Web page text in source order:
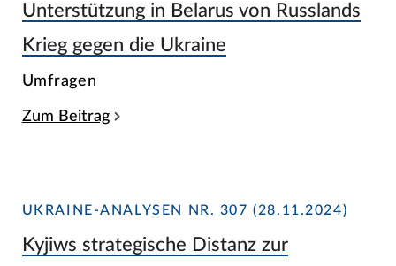
Unterstützung in Belarus von Russlands
Krieg gegen die Ukraine
Umfragen
Zum Beitrag
UKRAINE-ANALYSEN NR. 307 (28.11.2024)
Kyjiws strategische Distanz zur